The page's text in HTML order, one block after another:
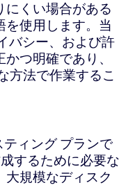
にくい場合がある
を使用します。当
バシー、および許
つ明確であり、
方法で作業するこ
ィング プランで
するために必要な
大規模なディスク